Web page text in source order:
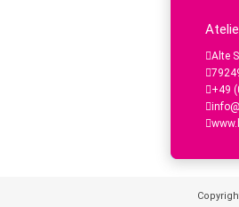
Alte
+49